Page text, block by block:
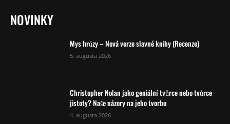
NOVINKY
Mys hrůzy – Nová verze slavné knihy (Recenze)
5. augusta 2026
Christopher Nolan jako geniální tvůrce nebo tvůrce
jistoty? Naše názory na jeho tvorbu
4. augusta 2026